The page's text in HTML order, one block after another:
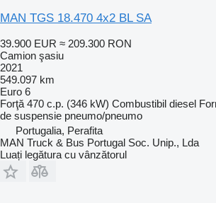
MAN TGS 18.470 4x2 BL SA
39.900 EUR ≈ 209.300 RON
Camion şasiu
2021
549.097 km
Euro 6
Forţă 470 c.p. (346 kW) Combustibil diesel
de suspensie pneumo/pneumo
Portugalia, Perafita
MAN Truck & Bus Portugal Soc. Unip., Lda
Luați legătura cu vânzătorul